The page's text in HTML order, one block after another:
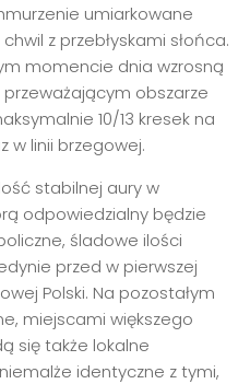
umiarkowane
z przebłyskami słońca.
momencie dnia wzrosną
przeważającym obszarze
10/13 kresek na
w linii brzegowej.
stabilnej aury w
odpowiedzialny będzie
śladowe ilości
przed w pierwszej
Polski. Na pozostałym
miejscami większego
się także lokalne
identyczne z tymi,